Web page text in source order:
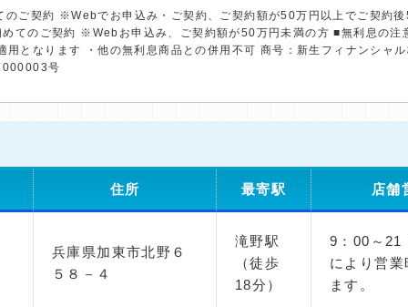
ご契約 ※Webでお申込み・ご契約、ご契約額が50万円以上でご契約後
てのご契約 ※Webお申込み、ご契約額が50万円未満の方 ■無利息の注
用となります ・他の無利息商品との併用不可 商号：新生フィナンシャ
000003号
住所 最寄駅 店舗
兵庫県加東市北野６
５８－４
滝野駅
（徒歩
18分）
9：00～
により営業
ます。